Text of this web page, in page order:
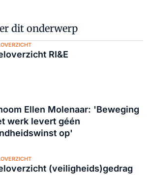
dit onderwerp
RI&E
Ellen Molenaar: 'Beweging
werk levert géén
op'
(veiligheids)gedrag